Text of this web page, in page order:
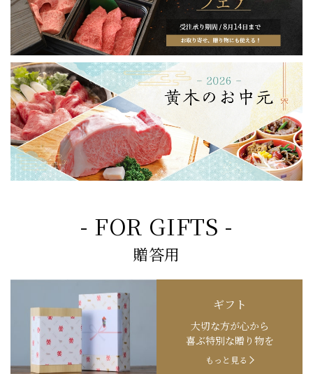
- FOR GIFTS -
贈答用
ギフト
大切な方が心から
喜ぶ特別な贈り物を
もっと見る